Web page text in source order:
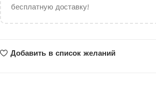
бесплатную доставку!
Добавить в список желаний